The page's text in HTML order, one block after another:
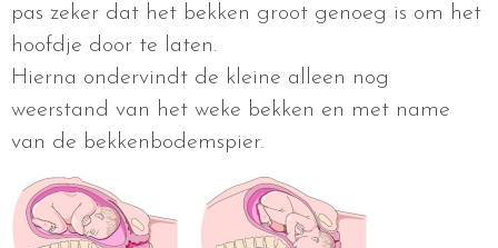
pas zeker dat het bekken groot genoeg is om het
hoofdje door te laten.
Hierna ondervindt de kleine alleen nog
weerstand van het weke bekken en met name
van de bekkenbodemspier.